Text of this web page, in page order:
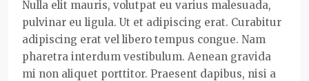
Nulla elit mauris, volutpat eu varius malesuada,
pulvinar eu ligula. Ut et adipiscing erat. Curabitur
adipiscing erat vel libero tempus congue. Nam
pharetra interdum vestibulum. Aenean gravida
mi non aliquet porttitor. Praesent dapibus, nisi a